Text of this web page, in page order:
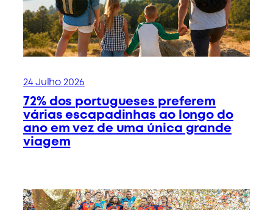
24 Julho 2026
72% dos portugueses preferem
várias escapadinhas ao longo do
ano em vez de uma única grande
viagem